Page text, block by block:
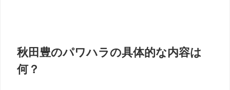
秋田豊のパワハラの具体的な内容は
何？